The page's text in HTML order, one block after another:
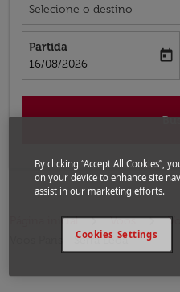
Selecione o destino
Partida
fc-booking-departure-date-
16/08/2026
today
Página inicial Voos
Voos Paris - Serra Leoa
By clicking “Accept All Cookies”,
on your device to enhance site
assist in our marketing efforts.
Cookies Settings